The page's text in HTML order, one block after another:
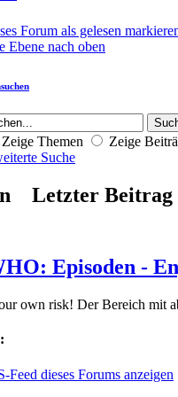
Forum als gelesen
Ebene nach oben
Zeige Themen
Zeige
Suche
Letzter Beitrag
Episoden -
own risk! Der Bereich mit
Feed dieses Forums anzeigen